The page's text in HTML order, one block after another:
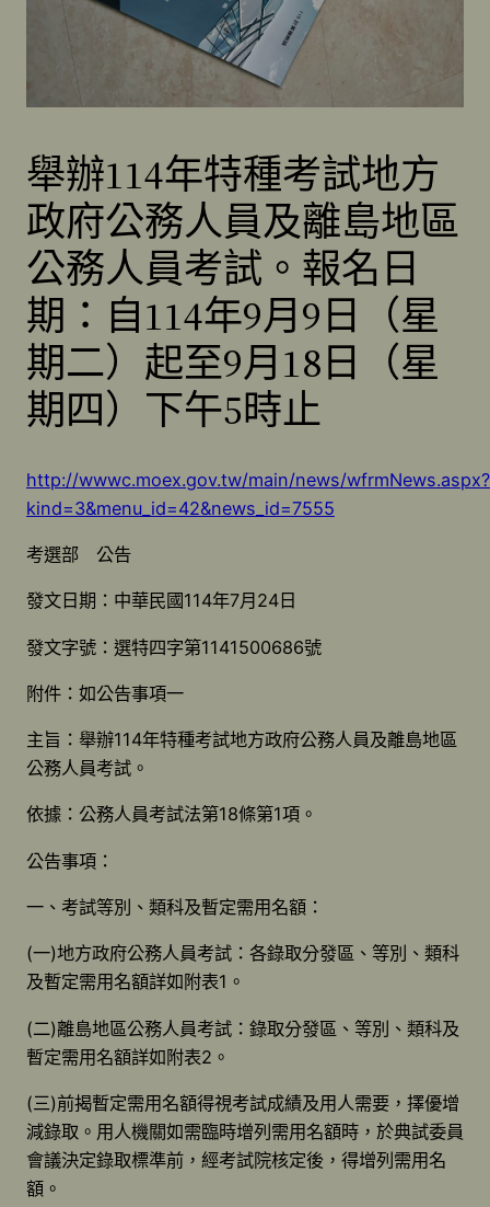
舉辦114年特種考試地方
政府公務人員及離島地區
公務人員考試。報名日
期：自114年9月9日（星
期二）起至9月18日（星
期四）下午5時止
http://wwwc.moex.gov.tw/main/news/wfrmNews.aspx?
kind=3&menu_id=42&news_id=7555
考選部 公告
發文日期：中華民國114年7月24日
發文字號：選特四字第1141500686號
附件：如公告事項一
主旨：舉辦114年特種考試地方政府公務人員及離島地區
公務人員考試。
依據：公務人員考試法第18條第1項。
公告事項：
一、考試等別、類科及暫定需用名額：
(一)地方政府公務人員考試：各錄取分發區、等別、類科
及暫定需用名額詳如附表1。
(二)離島地區公務人員考試：錄取分發區、等別、類科及
暫定需用名額詳如附表2。
(三)前揭暫定需用名額得視考試成績及用人需要，擇優增
減錄取。用人機關如需臨時增列需用名額時，於典試委員
會議決定錄取標準前，經考試院核定後，得增列需用名
額。